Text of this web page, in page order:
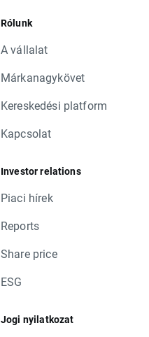
Rólunk
A vállalat
Márkanagykövet
Kereskedési platform
Kapcsolat
Investor relations
Piaci hírek
Reports
Share price
ESG
Jogi nyilatkozat